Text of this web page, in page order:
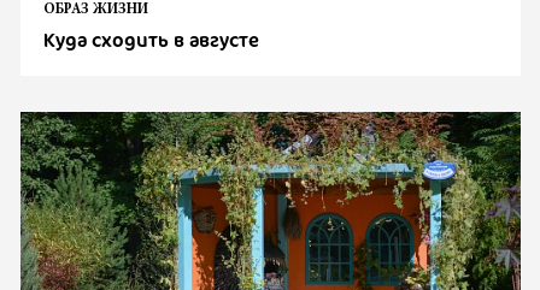
ОБРАЗ ЖИЗНИ
Куда сходить в августе